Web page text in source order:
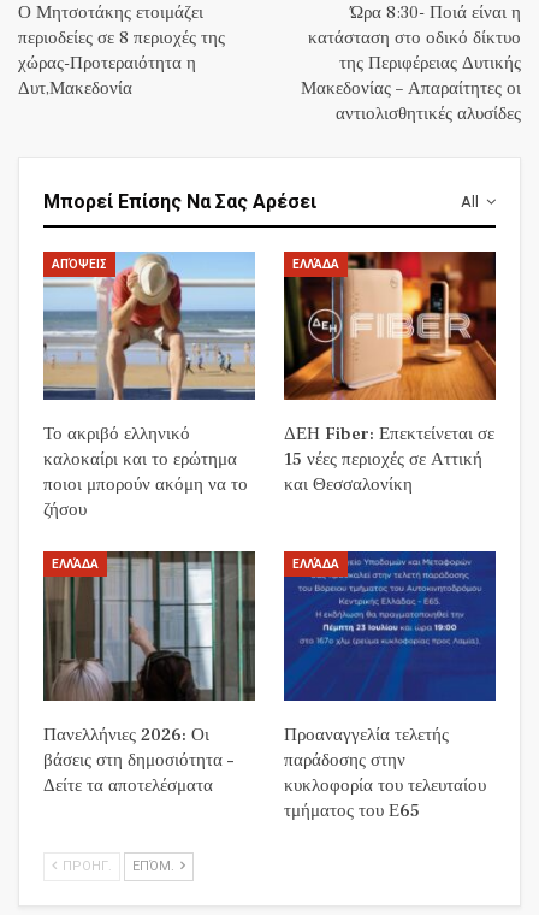
Ο Μητσοτάκης ετοιμάζει
περιοδείες σε 8 περιοχές της
χώρας-Προτεραιότητα η
Δυτ,Μακεδονία
Ώρα 8:30- Ποιά είναι η
κατάσταση στο οδικό δίκτυο
της Περιφέρειας Δυτικής
Μακεδονίας – Απαραίτητες οι
αντιολισθητικές αλυσίδες
All
Μπορεί Επίσης Να Σας Αρέσει
ΑΠΌΨΕΙΣ
Το ακριβό ελληνικό
καλοκαίρι και το ερώτημα
ποιοι μπορούν ακόμη να το
ζήσου
ΕΛΛΆΔΑ
ΔΕΗ Fiber: Επεκτείνεται σε
15 νέες περιοχές σε Αττική
και Θεσσαλονίκη
ΕΛΛΆΔΑ
Πανελλήνιες 2026: Οι
βάσεις στη δημοσιότητα –
Δείτε τα αποτελέσματα
ΕΛΛΆΔΑ
Προαναγγελία τελετής
παράδοσης στην
κυκλοφορία του τελευταίου
τμήματος του Ε65
ΠΡΟΗΓ. ΕΠΌΜ.